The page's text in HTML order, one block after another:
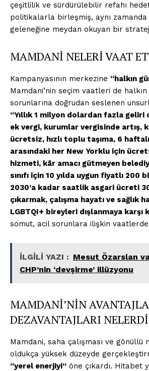
çeşitlilik ve sürdürülebilir refahı
politikalarla birleşmiş, aynı zamanda
geleneğine meydan okuyan bir
MAMDANİ NELERİ VAAT
Kampanyasının merkezine “halkın
Mamdani’nin seçim vaatleri de
sorunlarına doğrudan seslenen
“Yıllık 1 milyon dolardan fazla geliri
ek vergi, kurumlar vergisinde artış,
ücretsiz, hızlı toplu taşıma, 6
arasındaki her New Yorklu için
hizmeti, kâr amacı gütmeyen
sınıfı için 10 yılda uygun fiyatlı 200
2030’a kadar saatlik asgari ücreti
çıkarmak, çalışma hayatı ve sağlık
LGBTQI+ bireyleri dışlanmaya karşı
somut, acil sorunlara ilişkin vaatlerde
İLGİLİ YAZI : Mesut Özarslan
CHP’nin ‘devşirme’ illüzyonu
MAMDANİ’NİN
DEZAVANTAJLARI
Mamdani, saha çalışması ve gönüllü
oldukça yüksek düzeyde
“yerel enerjiyi” öne çıkardı. Hitabet